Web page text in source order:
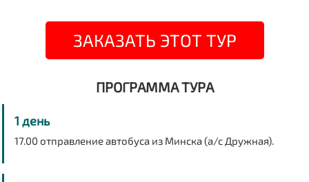
ЗАКАЗАТЬ ЭТОТ ТУР
ПРОГРАММА ТУРА
1 день
17.00 отправление автобуса из Минска (а/с Дружная).